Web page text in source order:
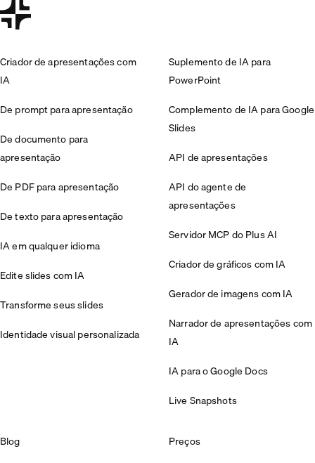
Criador de apresentações com
IA
De prompt para apresentação
De documento para
apresentação
De PDF para apresentação
De texto para apresentação
IA em qualquer idioma
Edite slides com IA
Transforme seus slides
Identidade visual personalizada
Suplemento de IA para
PowerPoint
Complemento de IA para Google
Slides
API de apresentações
API do agente de
apresentações
Servidor MCP do Plus AI
Criador de gráficos com IA
Gerador de imagens com IA
Narrador de apresentações com
IA
IA para o Google Docs
Live Snapshots
Blog
Preços